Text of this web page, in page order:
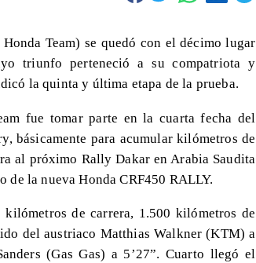
Team) se quedó con el décimo lugar
triunfo perteneció a su compatriota y
la quinta y última etapa de la prueba.
fue tomar parte en la cuarta fecha del
básicamente para acumular kilómetros de
al próximo Rally Dakar en Arabia Saudita
la nueva Honda CRF450 RALLY.
de carrera, 1.500 kilómetros de
del austriaco Matthias Walkner (KTM) a
(Gas Gas) a 5’27”. Cuarto llegó el